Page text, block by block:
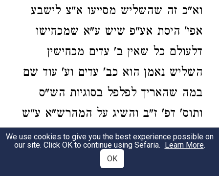
וא"כ זה שהשליש מסייעו א"צ לישבע
אפי' היסת אע"פ שיש ע"א שמכחישו
דלעולם כל שאין ב' עדים מכחישין
השליש נאמן הוא כב' עדים וע' עוד שם
במה שהאריך לפלפל בסוגיות הש"ס
ותוס' דפ' ז"ב והשיג על המהרש"א ע"ש
וע' בתשובת מהרשד"ם סי' קצ"ג:
פי' שהשליש נאמן בלא שבועה.
We use cookies to give you the best experience possible on
our site. Click OK to continue using Sefaria. Learn More.
OK